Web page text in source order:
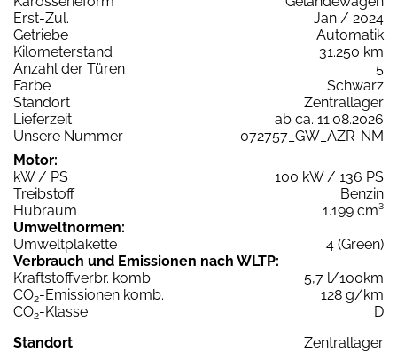
Erst-Zul.
Jan / 2024
Getriebe
Automatik
Kilometerstand
31.250 km
Anzahl der Türen
5
Farbe
Schwarz
Standort
Zentrallager
Lieferzeit
ab ca. 11.08.2026
Unsere Nummer
072757_GW_AZR-NM
Motor:
kW / PS
100 kW / 136 PS
Treibstoff
Benzin
Hubraum
1.199 cm³
Umweltnormen:
Umweltplakette
4 (Green)
Verbrauch und Emissionen nach WLTP:
Kraftstoffverbr. komb.
5,7 l/100km
CO2-Emissionen komb.
128 g/km
CO2-Klasse
D
Standort
Zentrallager